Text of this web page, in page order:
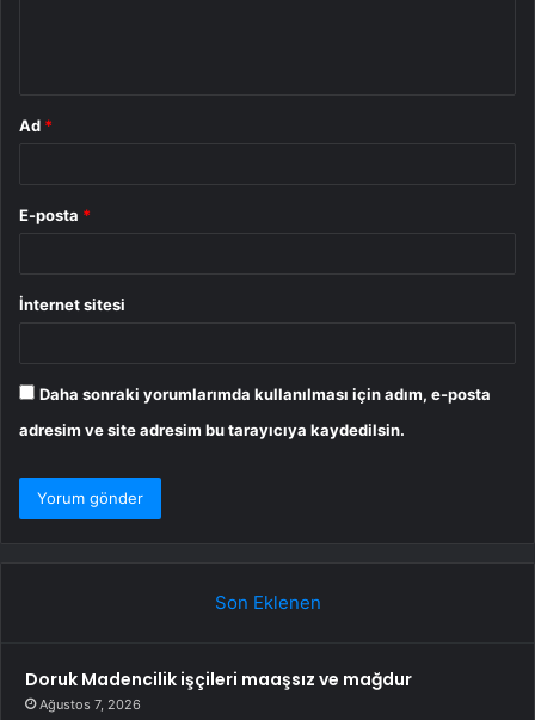
Ad *
E-posta *
İnternet sitesi
Daha sonraki yorumlarımda kullanılması için adım, e-posta
adresim ve site adresim bu tarayıcıya kaydedilsin.
Son Eklenen
Doruk Madencilik işçileri maaşsız ve mağdur
Ağustos 7, 2026